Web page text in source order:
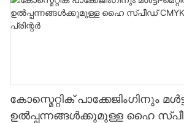
കോസ്മെറ്റിക് പാക്കേജിംഗിനും
ഉൽപ്പന്നങ്ങൾക്കുമുള്ള ഹൈ